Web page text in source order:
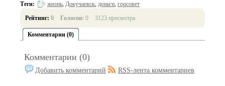
Теги: жизнь, Докучаевск, деньги, горсовет
Рейтинг: 0 Голосов: 0 3123 просмотра
Комментарии (0)
Комментарии (0)
Добавить комментарий RSS-лента комментариев